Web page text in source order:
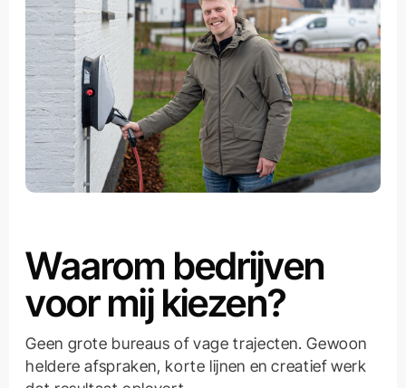
Waarom bedrijven
voor mij kiezen?
Geen grote bureaus of vage trajecten. Gewoon
heldere afspraken, korte lijnen en creatief werk